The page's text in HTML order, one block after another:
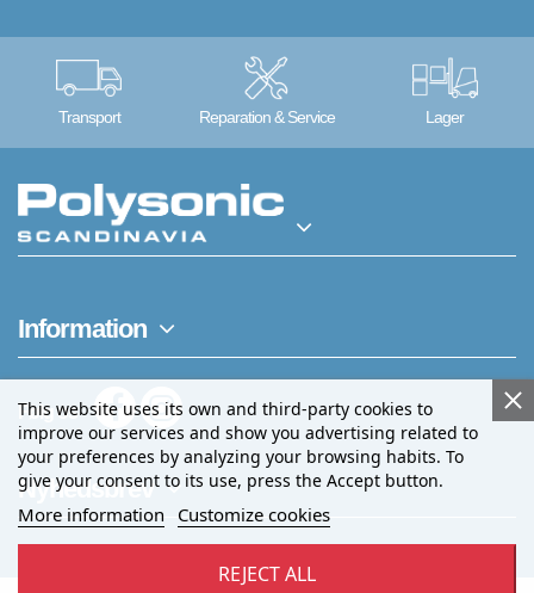
Transport Reparation & Service Lager
Information
This website uses its own and third-party cookies to
improve our services and show you advertising related to
your preferences by analyzing your browsing habits. To
give your consent to its use, press the Accept button.
More information Customize cookies
REJECT ALL
Følg os
Nyhedsbrev